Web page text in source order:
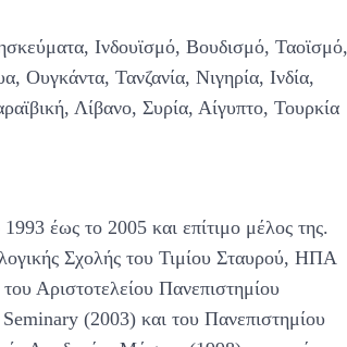
Ινδουϊσμό, Βουδισμό, Ταοϊσμό,
Ουγκάντα, Τανζανία, Νιγηρία, Ινδία,
Λίβανο, Συρία, Αίγυπτο, Τουρκία
έως το 2005 και επίτιμο μέλος της.
Σχολής του Τιμίου Σταυρού, ΗΠΑ
Αριστοτελείου Πανεπιστημίου
(2003) και του Πανεπιστημίου